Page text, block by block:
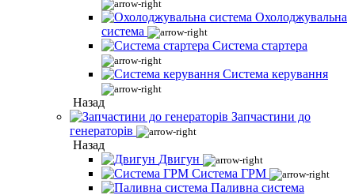
Охолоджувальна
система
Система стартера
Система керування
Назад
Запчастини до
генераторів
Назад
Двигун
Система ГРМ
Паливна система